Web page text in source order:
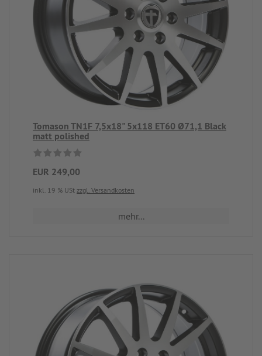
Tomason TN1F 7,5x18" 5x118 ET60 Ø71,1 Black
matt polished
EUR 249,00
inkl. 19 % USt zzgl. Versandkosten
mehr...